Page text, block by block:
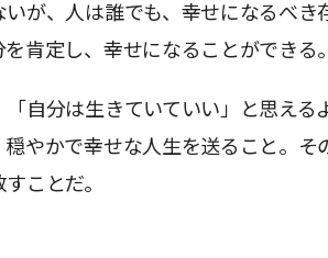
が、人は誰でも、幸せになるべき
肯定し、幸せになることができる。
自分は生きていていい」と思える
やかで幸せな人生を送ること。そ
ことだ。